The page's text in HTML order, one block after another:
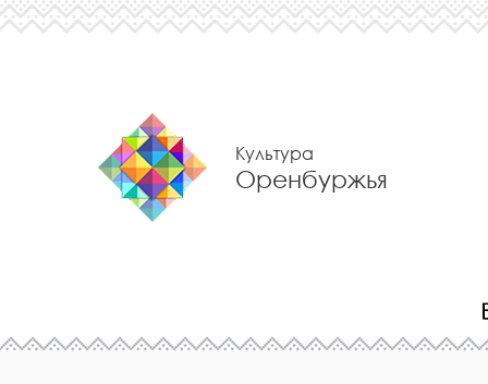
Культура
Оренбуржья